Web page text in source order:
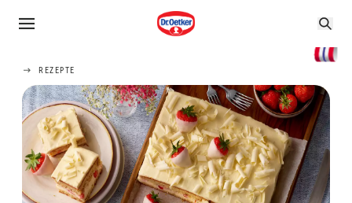
REZEPTE